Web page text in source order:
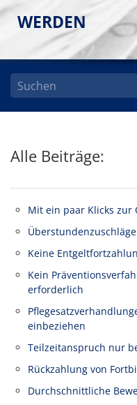
WERDEN
Alle Beiträge:
Mit ein paar Klicks zur
Keine
Kein
erforderlich
einbeziehen
Teilzeitanspruch nur
Rückzahlung von
Durchschnittliche